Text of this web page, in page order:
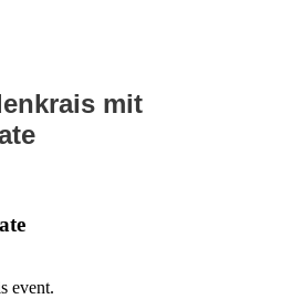
mit
event.